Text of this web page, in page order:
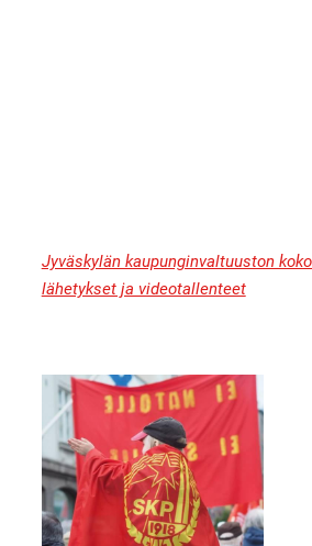
Jyväskylän kaupunginvaltuuston
lähetykset ja videotallenteet